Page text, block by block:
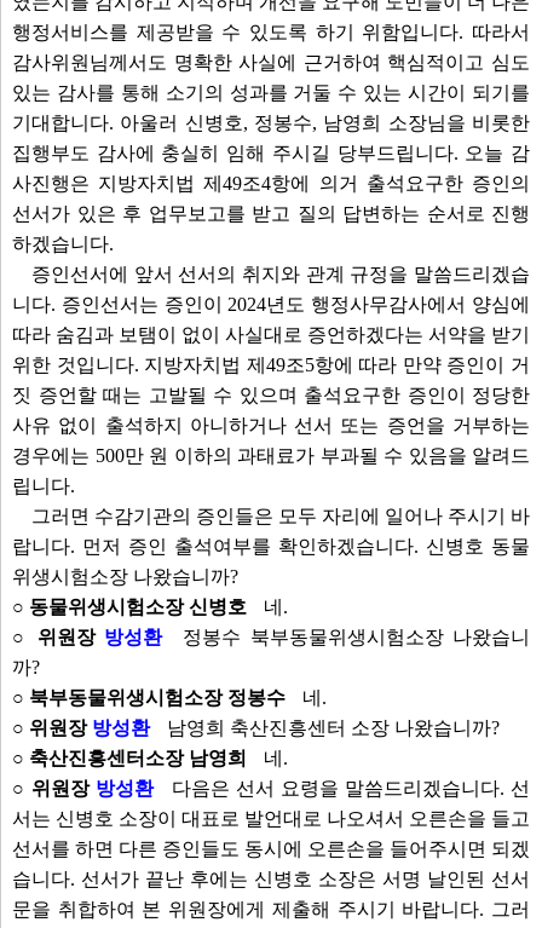
행정서비스를 제공받을 수 있도록 하기 위함입니다. 따라서
감사위원님께서도 명확한 사실에 근거하여 핵심적이고 심도
있는 감사를 통해 소기의 성과를 거둘 수 있는 시간이 되기를
기대합니다. 아울러 신병호, 정봉수, 남영희 소장님을 비롯한
집행부도 감사에 충실히 임해 주시길 당부드립니다. 오늘 감
사진행은 지방자치법 제49조4항에 의거 출석요구한 증인의
선서가 있은 후 업무보고를 받고 질의 답변하는 순서로 진행
하겠습니다.
증인선서에 앞서 선서의 취지와 관계 규정을 말씀드리겠습
니다. 증인선서는 증인이 2024년도 행정사무감사에서 양심에
따라 숨김과 보탬이 없이 사실대로 증언하겠다는 서약을 받기
위한 것입니다. 지방자치법 제49조5항에 따라 만약 증인이 거
짓 증언할 때는 고발될 수 있으며 출석요구한 증인이 정당한
사유 없이 출석하지 아니하거나 선서 또는 증언을 거부하는
경우에는 500만 원 이하의 과태료가 부과될 수 있음을 알려드
립니다.
그러면 수감기관의 증인들은 모두 자리에 일어나 주시기 바
랍니다. 먼저 증인 출석여부를 확인하겠습니다. 신병호 동물
위생시험소장 나왔습니까?
○ 동물위생시험소장 신병호
네.
○ 위원장 방성환
정봉수 북부동물위생시험소장 나왔습니
까?
○ 북부동물위생시험소장 정봉수
네.
○ 위원장 방성환
남영희 축산진흥센터 소장 나왔습니까?
○ 축산진흥센터소장 남영희
네.
○ 위원장 방성환
다음은 선서 요령을 말씀드리겠습니다. 선
서는 신병호 소장이 대표로 발언대로 나오셔서 오른손을 들고
선서를 하면 다른 증인들도 동시에 오른손을 들어주시면 되겠
습니다. 선서가 끝난 후에는 신병호 소장은 서명 날인된 선서
문을 취합하여 본 위원장에게 제출해 주시기 바랍니다. 그러